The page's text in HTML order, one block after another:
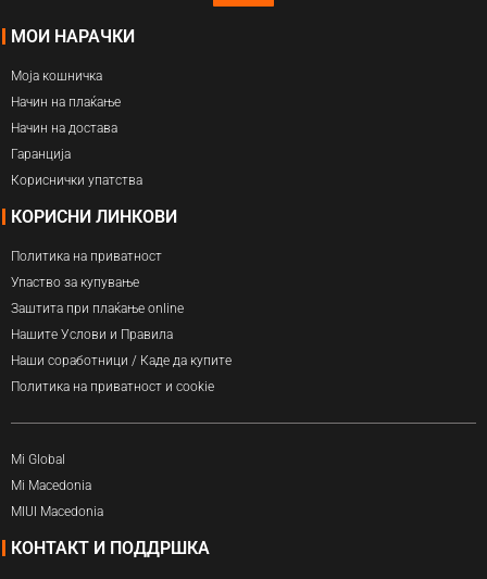
МОИ НАРАЧКИ
Моја кошничка
Начин на плаќање
Начин на достава
Гаранција
Кориснички упатства
КОРИСНИ ЛИНКОВИ
Политика на приватност
Упаство за купување
Заштита при плаќање online
Нашите Услови и Правила
Наши соработници / Каде да купите
Политика на приватност и cookie
Mi Global
Mi Macedonia
MIUI Macedonia
КОНТАКТ И ПОДДРШКА